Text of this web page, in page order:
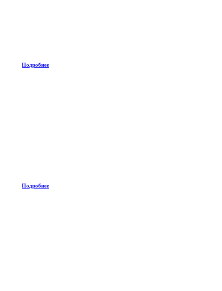
Подробнее
Подробнее